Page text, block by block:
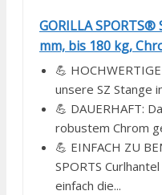
GORILLA
mm, bis 180 kg,
💪
unsere SZ Stange
💪 DAUERHAFT:
robustem Chrom
💪 EINFACH ZU
SPORTS
einfach die...